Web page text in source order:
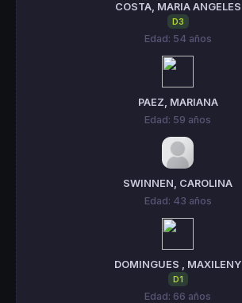
COSTA, MARIA ANGELES
D3
Edad: 54 años
PAEZ, MARIANA
Edad: 59 años
SWINNEN, CAROLINA
Edad: 43 años
DOMINGUES , MAXILENY
D1
Edad: 66 años